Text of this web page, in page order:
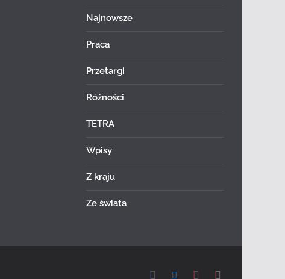
Najnowsze
Praca
Przetargi
Różności
TETRA
Wpisy
Z kraju
Ze świata